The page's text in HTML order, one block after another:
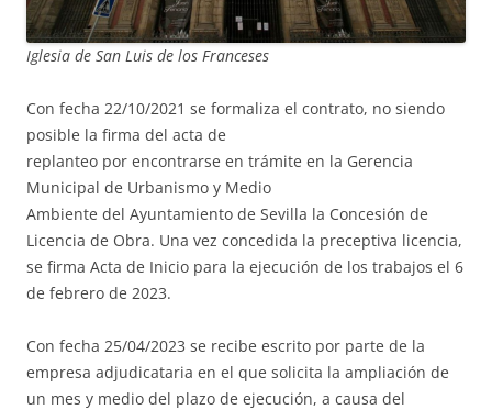
Iglesia de San Luis de los Franceses
Con fecha 22/10/2021 se formaliza el contrato, no siendo
posible la firma del acta de
replanteo por encontrarse en trámite en la Gerencia
Municipal de Urbanismo y Medio
Ambiente del Ayuntamiento de Sevilla la Concesión de
Licencia de Obra. Una vez concedida la preceptiva licencia,
se firma Acta de Inicio para la ejecución de los trabajos el 6
de febrero de 2023.
Con fecha 25/04/2023 se recibe escrito por parte de la
empresa adjudicataria en el que solicita la ampliación de
un mes y medio del plazo de ejecución, a causa del